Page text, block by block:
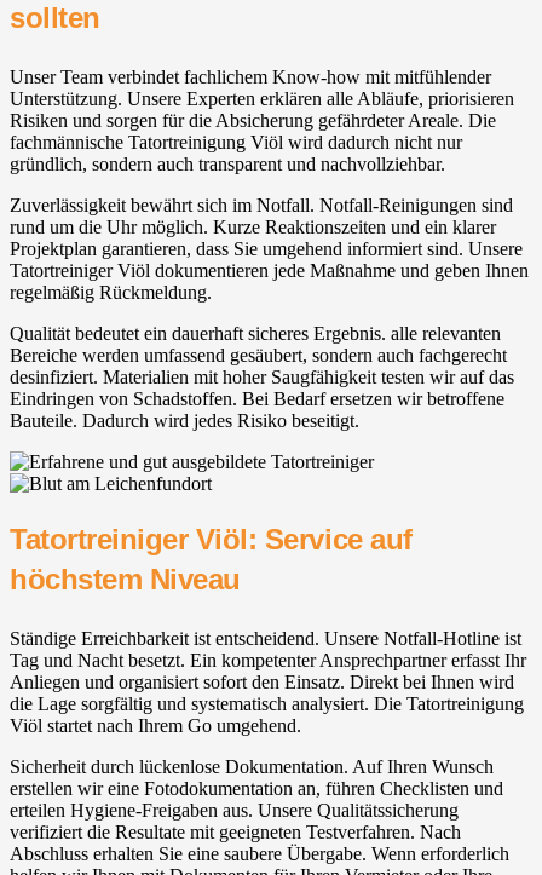
sollten
Unser Team verbindet fachlichem Know-how mit mitfühlender
Unterstützung. Unsere Experten erklären alle Abläufe, priorisieren
Risiken und sorgen für die Absicherung gefährdeter Areale. Die
fachmännische Tatortreinigung Viöl wird dadurch nicht nur
gründlich, sondern auch transparent und nachvollziehbar.
Zuverlässigkeit bewährt sich im Notfall. Notfall-Reinigungen sind
rund um die Uhr möglich. Kurze Reaktionszeiten und ein klarer
Projektplan garantieren, dass Sie umgehend informiert sind. Unsere
Tatortreiniger Viöl dokumentieren jede Maßnahme und geben Ihnen
regelmäßig Rückmeldung.
Qualität bedeutet ein dauerhaft sicheres Ergebnis. alle relevanten
Bereiche werden umfassend gesäubert, sondern auch fachgerecht
desinfiziert. Materialien mit hoher Saugfähigkeit testen wir auf das
Eindringen von Schadstoffen. Bei Bedarf ersetzen wir betroffene
Bauteile. Dadurch wird jedes Risiko beseitigt.
Tatortreiniger Viöl: Service auf
höchstem Niveau
Ständige Erreichbarkeit ist entscheidend. Unsere Notfall-Hotline ist
Tag und Nacht besetzt. Ein kompetenter Ansprechpartner erfasst Ihr
Anliegen und organisiert sofort den Einsatz. Direkt bei Ihnen wird
die Lage sorgfältig und systematisch analysiert. Die Tatortreinigung
Viöl startet nach Ihrem Go umgehend.
Sicherheit durch lückenlose Dokumentation. Auf Ihren Wunsch
erstellen wir eine Fotodokumentation an, führen Checklisten und
erteilen Hygiene-Freigaben aus. Unsere Qualitätssicherung
verifiziert die Resultate mit geeigneten Testverfahren. Nach
Abschluss erhalten Sie eine saubere Übergabe. Wenn erforderlich